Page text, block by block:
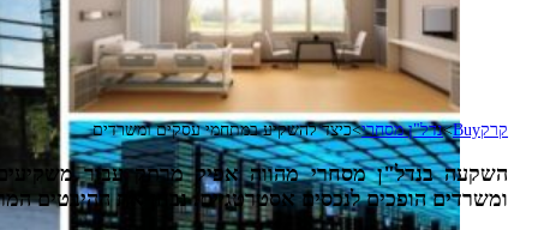
קרקBuy >נדל"ן מסחרי>כיצד להשקיע במתחמי עסקים ומשרדים
השקעה בנדל"ן מסחרי מהווה אפיק מרתק עבור
ומשרדים הופכים לנכסים אסטרטגיים. נבחן את ההיבטים